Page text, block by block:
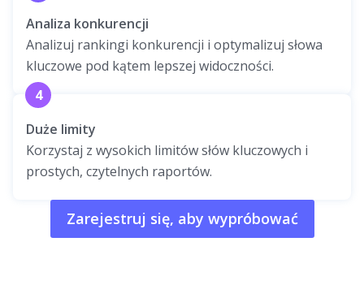
Analiza konkurencji
Analizuj rankingi konkurencji i optymalizuj słowa
kluczowe pod kątem lepszej widoczności.
4
Duże limity
Korzystaj z wysokich limitów słów kluczowych i
prostych, czytelnych raportów.
Zarejestruj się, aby wypróbować